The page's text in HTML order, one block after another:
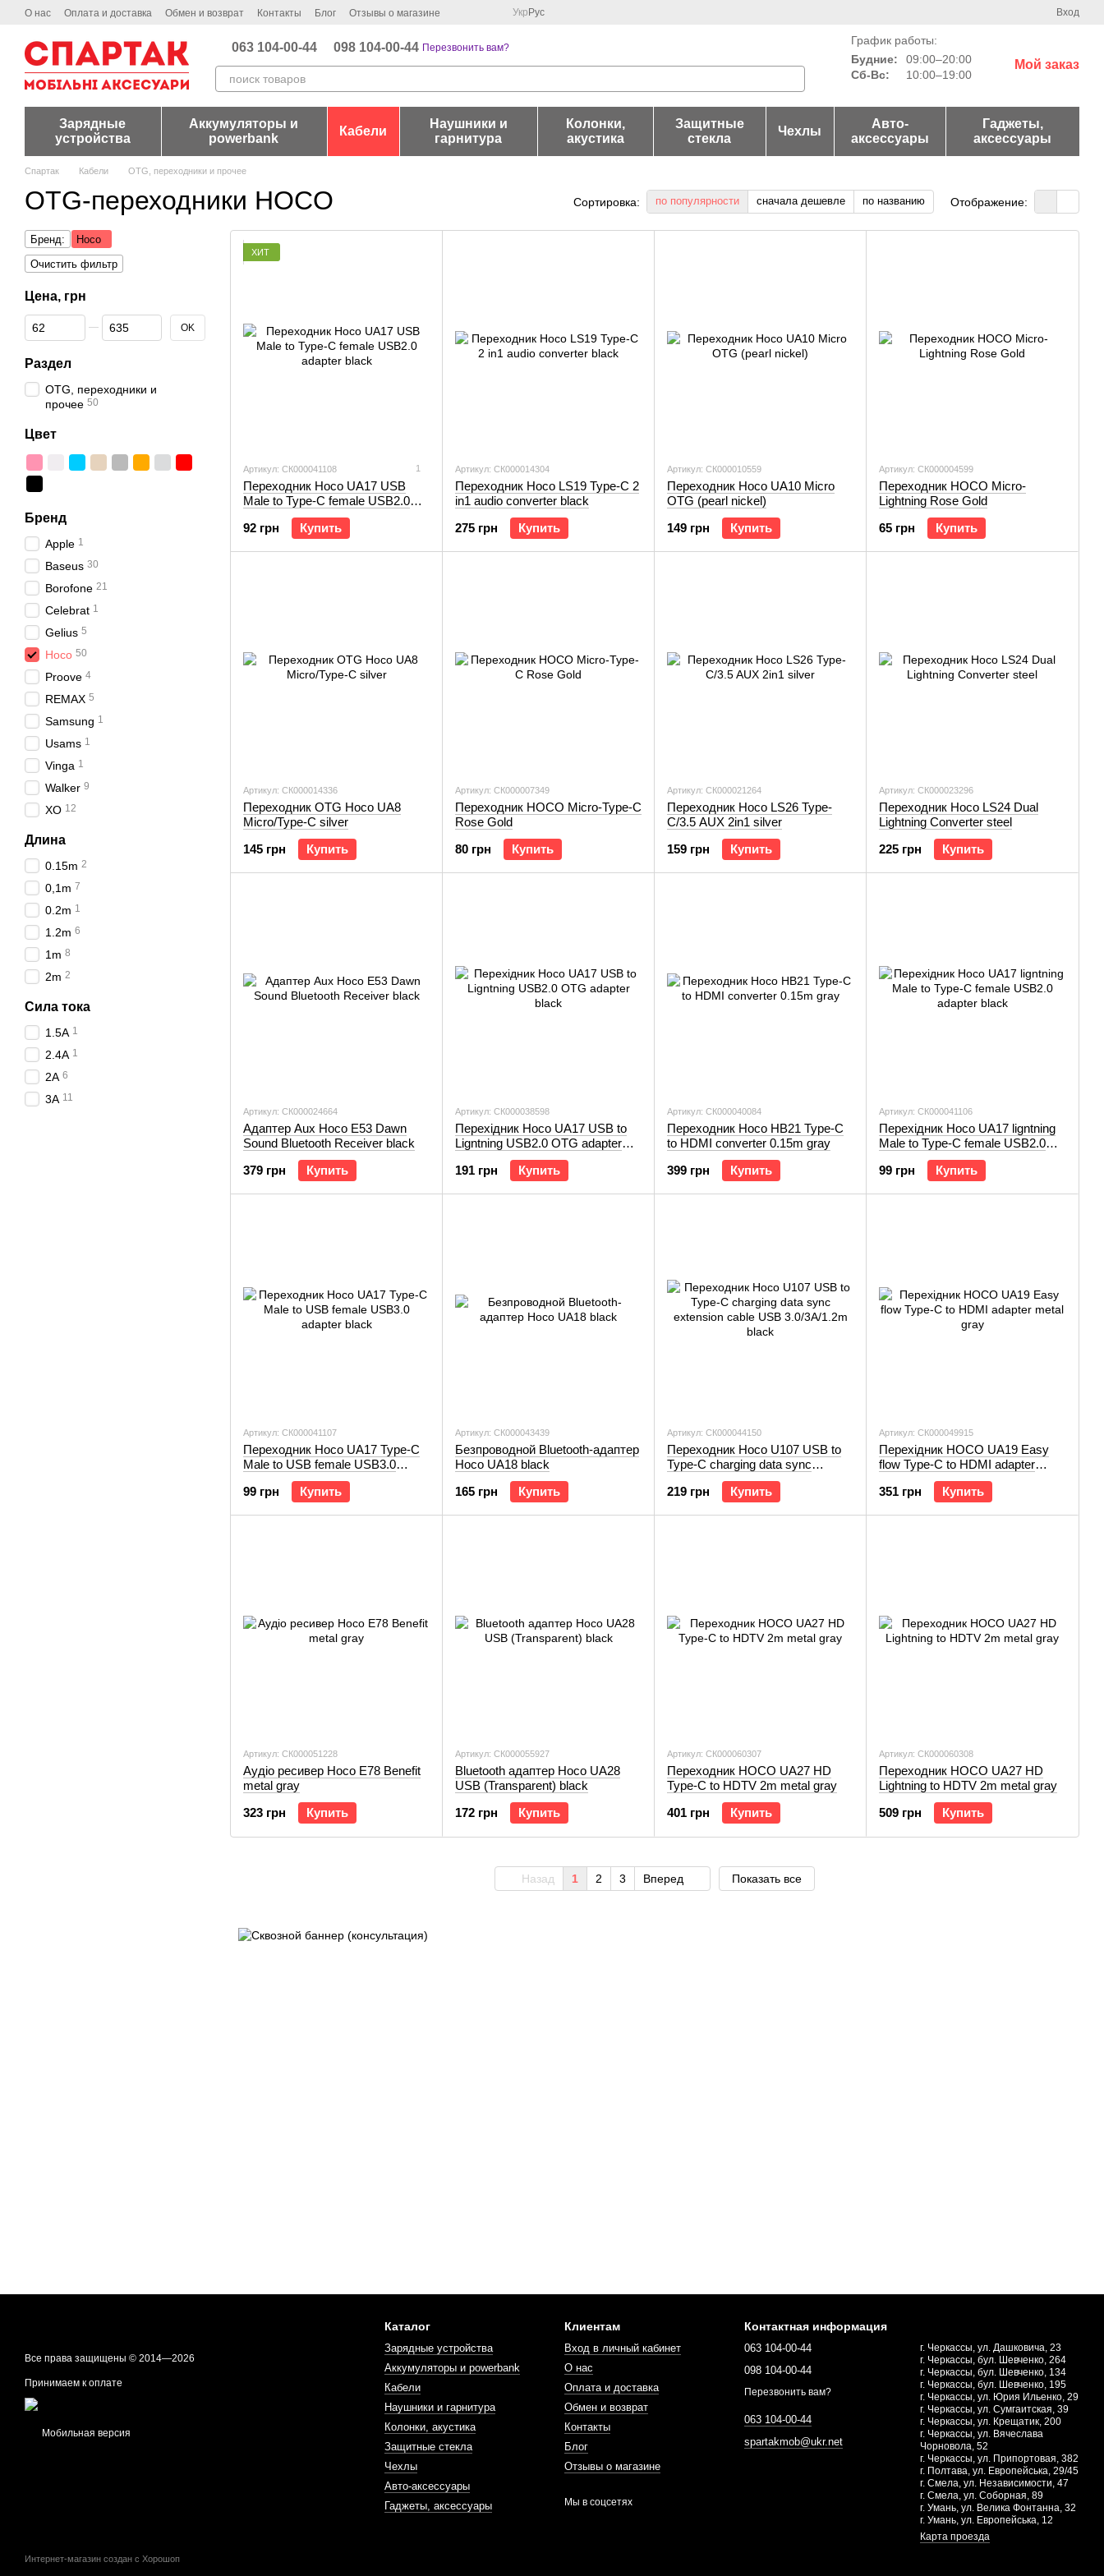
Перейти к основному контенту
О нас Оплата и доставка Обмен и возврат Контакты Блог Отзывы о магазине Укр Рус Вход
063 104-00-44 098 104-00-44 Перезвонить вам?
График работы:
Будние:
09:00–20:00
Сб-Вс:
10:00–19:00
Мой заказ
Зарядные
устройства
Аккумуляторы и
powerbank
Кабели
Наушники и
гарнитура
Колонки,
акустика
Защитные
стекла
Чехлы
Авто-
аксессуары
Гаджеты,
аксессуары
Спартак Кабели OTG, переходники и прочее
OTG-переходники HOCO Сортировка: по популярности сначала дешевле по названию Отображение:
ХИТ
Артикул: СК000041108 1
Переходник Hoco UA17 USB
Male to Type-C female USB2.0
adapter black
92 грн
Купить
Артикул: СК000014304
Переходник Hoco LS19 Type-C 2
in1 audio converter black
275 грн
Купить
Артикул: СК000010559
Переходник Hoco UA10 Micro
OTG (pearl nickel)
149 грн
Купить
Артикул: СК000004599
Переходник HOCO Micro-
Lightning Rose Gold
65 грн
Купить
Артикул: СК000014336
Переходник OTG Hoco UA8
Micro/Type-C silver
145 грн
Купить
Артикул: СК000007349
Переходник HOCO Micro-Type-C
Rose Gold
80 грн
Купить
Артикул: СК000021264
Переходник Hoco LS26 Type-
C/3.5 AUX 2in1 silver
159 грн
Купить
Артикул: СК000023296
Переходник Hoco LS24 Dual
Lightning Converter steel
225 грн
Купить
Артикул: СК000024664
Адаптер Aux Hoco E53 Dawn
Sound Bluetooth Receiver black
379 грн
Купить
Артикул: СК000038598
Перехідник Hoco UA17 USB to
Ligntning USB2.0 OTG adapter
191 грн
Купить
Артикул: СК000040084
Переходник Hoco HB21 Type-C
to HDMI converter 0.15m gray
399 грн
Купить
Артикул: СК000041106
Перехідник Hoco UA17 ligntning
Male to Type-C female USB2.0
adapter black
99 грн
Купить
Артикул: СК000041107
Переходник Hoco UA17 Type-C
Male to USB female USB3.0
adapter black
99 грн
Купить
Артикул: СК000043439
Безпроводной Bluetooth-адаптер
Hoco UA18 black
165 грн
Купить
Артикул: СК000044150
Переходник Hoco U107 USB to
Type-C charging data sync
extension cable USB 3.0/3A/1.2m
black
219 грн Купить
Артикул: СК000049915
Перехідник HOCO UA19 Easy
flow Type-C to HDMI adapter
metal gray
351 грн
Купить
Артикул: СК000051228
Аудіо ресивер Hoco E78 Benefit
metal gray
323 грн
Купить
Артикул: СК000055927
Bluetooth адаптер Hoco UA28
USB (Transparent) black
172 грн
Купить
Артикул: СК000060307
Переходник HOCO UA27 HD
Type-C to HDTV 2m metal gray
401 грн
Купить
Артикул: СК000060308
Переходник HOCO UA27 HD
Lightning to HDTV 2m metal gray
509 грн
Купить
Назад 1 2 3 Вперед Показать все
Бренд:
Hoco
Очистить фильтр
Цена, грн
От Цена, грн
До Цена, грн OK
Раздел
OTG, переходники и
прочее 50
Цвет
Бренд
Apple 1
Baseus 30
Borofone 21
Celebrat 1
Gelius 5
Hoco 50
Proove 4
REMAX 5
Samsung 1
Usams 1
Vinga 1
Walker 9
XO 12
Длина
0.15m 2
0,1m 7
0.2m 1
1.2m 6
1m 8
2m 2
Сила тока
1.5A 1
2.4A 1
2A 6
3A 11
Все права защищены © 2014—2026
Принимаем к оплате
Мобильная версия
Интернет-магазин создан с Хорошоп
Каталог
Зарядные устройства
Аккумуляторы и powerbank
Кабели
Наушники и гарнитура
Колонки, акустика
Защитные стекла
Чехлы
Авто-аксессуары
Гаджеты, аксессуары
Клиентам
Вход в личный кабинет
О нас
Оплата и доставка
Обмен и возврат
Контакты
Блог
Отзывы о магазине
Мы в соцсетях
Контактная информация
063 104-00-44
098 104-00-44
Перезвонить вам?
063 104-00-44
spartakmob@ukr.net
г. Черкассы, ул. Дашковича, 23
г. Черкассы, бул. Шевченко, 264
г. Черкассы, бул. Шевченко, 134
г. Черкассы, бул. Шевченко, 195
г. Черкассы, ул. Юрия Ильенко, 29
г. Черкассы, ул. Сумгаитская, 39
г. Черкассы, ул. Крещатик, 200
г. Черкассы, ул. Вячеслава
Чорновола, 52
г. Черкассы, ул. Припортовая, 382
г. Полтава, ул. Европейська, 29/45
г. Смела, ул. Независимости, 47
г. Смела, ул. Соборная, 89
г. Умань, ул. Велика Фонтанна, 32
г. Умань, ул. Европейська, 12
Карта проезда